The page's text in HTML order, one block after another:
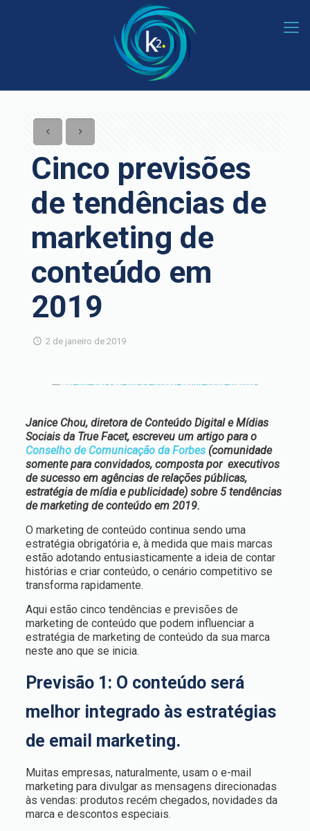
Cinco previsões
de tendências de
marketing de
conteúdo em
2019
2 de janeiro de 2019
Janice Chou, diretora de Conteúdo Digital e Mídias
Sociais da True Facet, escreveu um artigo para o
Conselho de Comunicação da Forbes(comunidade
somente para convidados, composta por executivos
de sucesso em agências de relações públicas,
estratégia de mídia e publicidade) sobre 5 tendências
de marketing de conteúdo em 2019.
O marketing de conteúdo continua sendo uma
estratégia obrigatória e, à medida que mais marcas
estão adotando entusiasticamente a ideia de contar
histórias e criar conteúdo, o cenário competitivo se
transforma rapidamente.
Aqui estão cinco tendências e previsões de
marketing de conteúdo que podem influenciar a
estratégia de marketing de conteúdo da sua marca
neste ano que se inicia.
Previsão 1: O conteúdo será
melhor integrado às estratégias
de email marketing.
Muitas empresas, naturalmente, usam o e-mail
marketing para divulgar as mensagens direcionadas
às vendas: produtos recém chegados, novidades da
marca e descontos especiais.